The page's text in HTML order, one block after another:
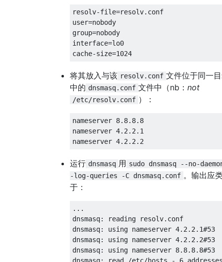
resolv-file=resolv.conf
user=nobody
group=nobody
interface=lo0
将其放入与该 resolv.conf 文件位于同一
中的 dnsmasq.conf 文件中（nb： not
/etc/resolv.conf ）：
nameserver 8.8.8.8
nameserver 4.2.2.1
运行 dnsmasq 用 sudo dnsmasq --no-
-log-queries -C dnsmasq.conf 。输出应
于：
...
dnsmasq: reading resolv.conf
dnsmasq: using nameserver 4.2.2.1#53
dnsmasq: using nameserver 4.2.2.2#53
dnsmasq: using nameserver 8.8.8.8#53